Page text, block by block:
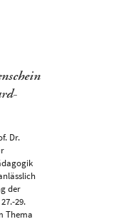
Dr.
der
29.
Thema